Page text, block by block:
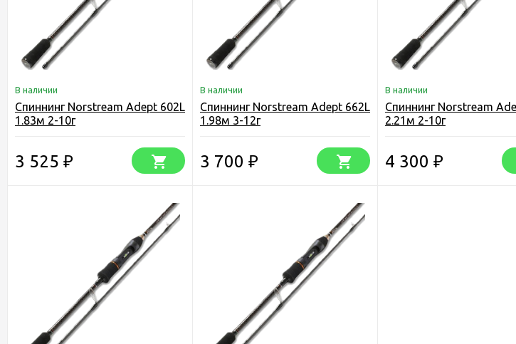
В наличии
Спиннинг Norstream Adept 602L
1.83м 2-10г
3 525 ₽
В наличии
Спиннинг Norstream Adept 662L
1.98м 3-12г
3 700 ₽
В наличии
Спиннинг Norstream
2.21м 2-10г
4 300 ₽